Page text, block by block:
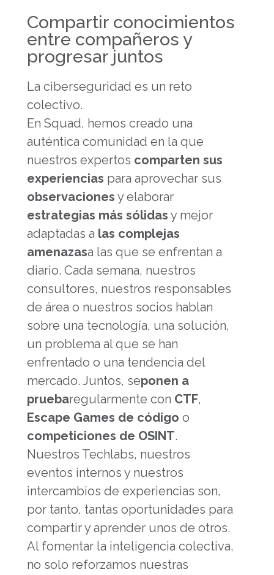
Compartir conocimientos
entre compañeros y
progresar juntos
La ciberseguridad es un reto
colectivo.
En Squad, hemos creado una
auténtica comunidad en la que
nuestros expertos comparten sus
experiencias para aprovechar sus
observaciones y elaborar
estrategias más sólidas y mejor
adaptadas a las complejas
amenazasa las que se enfrentan a
diario. Cada semana, nuestros
consultores, nuestros responsables
de área o nuestros socios hablan
sobre una tecnología, una solución,
un problema al que se han
enfrentado o una tendencia del
mercado. Juntos, seponen a
pruebaregularmente con CTF,
Escape Games de código o
competiciones de OSINT.
Nuestros Techlabs, nuestros
eventos internos y nuestros
intercambios de experiencias son,
por tanto, tantas oportunidades para
compartir y aprender unos de otros.
Al fomentar la inteligencia colectiva,
no solo reforzamos nuestras